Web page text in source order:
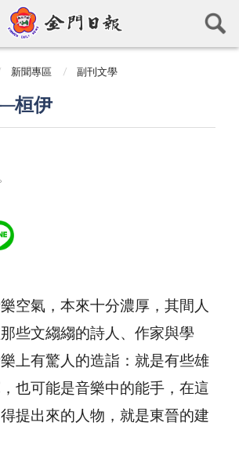
新聞專區 副刊文學
桓伊
空氣，本來十分濃厚，其間人
些文縐縐的詩人、作家與學
上有驚人的造詣：就是有些雄
也可能是音樂中的能手，在這
提出來的人物，就是東晉的建